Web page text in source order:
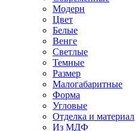
Модерн
Цвет
Белые
Венге
Светлые
Темные
Размер
Малогабаритные
Форма
Угловые
Отделка и материал
Из МДФ